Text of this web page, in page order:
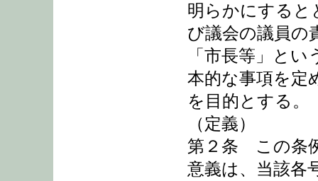
明らかにすると
び議会の議員の
「市長等」と
本的な事項を定
を目的とする。
（定義）
第２条 この条
意義は、当該各